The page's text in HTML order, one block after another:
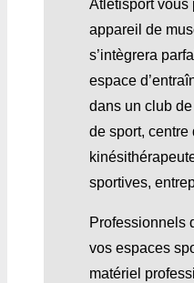
Atletisport vous
appareil de
s’intègrera
espace
dans un club
de sport, centre
sportives,
Professionnels
vos espaces
matériel